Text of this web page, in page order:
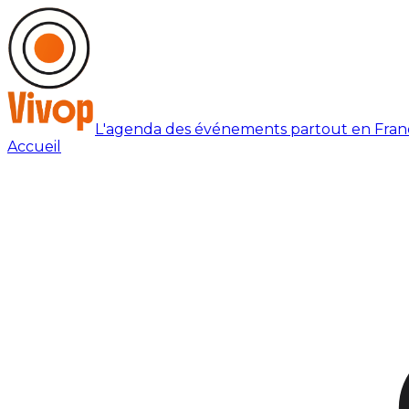
L'agenda des événements partout en
Accueil